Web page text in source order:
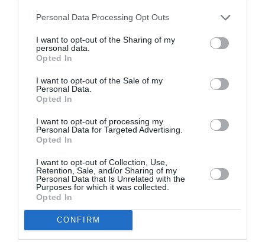
Personal Data Processing Opt Outs
I want to opt-out of the Sharing of my
personal data.
Opted In
I want to opt-out of the Sale of my
Personal Data.
Opted In
I want to opt-out of processing my
Personal Data for Targeted Advertising.
Opted In
I want to opt-out of Collection, Use,
Retention, Sale, and/or Sharing of my
Personal Data that Is Unrelated with the
Purposes for which it was collected.
Opted In
CONFIRM
Schenker, Kai Schiemenz, Jim Shaw, Alex Slade,
Stephen Sutcliffe, Philip Tarlow, Yuken Teruya, Pae
White, Ανδρέας Αγγελιδάκης, Αλέξης Ακριθάκης,
Νάνος Βαλαωρίτης, Ινώ Βαρβαρίτη, Κωστής
Βελώνης, Λυδία Βενιέρη, Βαγγέλης Βλάχος, Ντίκος
Βυζάντιος, Αλέξανδρος Γεωργίου, Βάσω Γκαβαϊσέ,
Βούλα Γουνελά, Δανιήλ, Κατερίνα Διακομή, Παύλος
Διονυσόπουλος, Μανώλης Ζαχαριουδάκης MSAZ,
Ελένη Καμμά, Ειρήνη Καραγιαννοπούλου,
Απόστολος Καρακατσάνης, Απόστολος
Καραστεργίου, Στάθης Κατσαρέλης, Ηλίας
Καφούρος, Πάνος Κοκκινιάς, Χάρης Κοντοσφύρης,
Κώστας Κουλεντιανός, Αντώνης Κυριακούλης,
Δάφνη Κωστοπούλου, Γιώργος Λάππας, Σπύρος
Λίτινας, Πιερέττα Λορεντζάτου, Ντιάνα Μαγγανιά,
Βούλα Μασούρα, Γιώργος Μαυροΐδης, Χρήστος